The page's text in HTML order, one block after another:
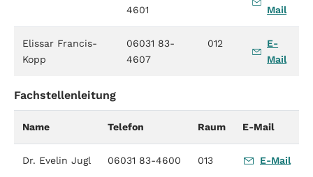
4601
Mail
Elissar Francis-
Kopp
06031 83-
4607
012
E-
Mail
Fachstellenleitung
Name Telefon Raum E-Mail
Dr. Evelin Jugl 06031 83-4600 013 E-Mail